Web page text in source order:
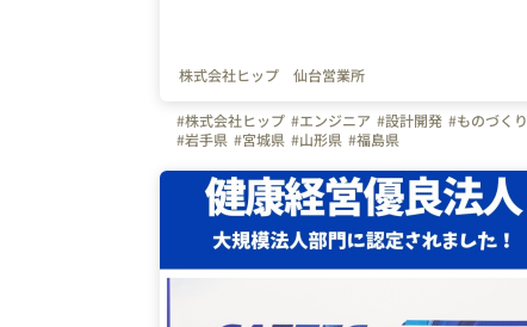
株式会社ヒップ 仙台営業所
#株式会社ヒップ #エンジニア #設計開発 #ものづくり
#岩手県 #宮城県 #山形県 #福島県